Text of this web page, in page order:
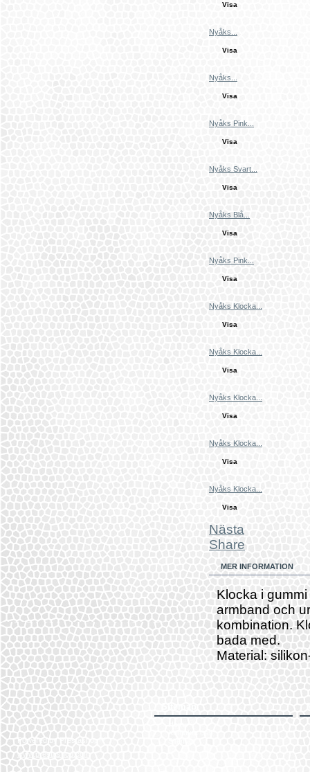
Visa
Nyåks...
Visa
Nyåks...
Visa
Nyåks Pink...
Visa
Nyåks Svart...
Visa
Nyåks Blå...
Visa
Nyåks Pink...
Visa
Nyåks Klocka...
Visa
Nyåks Klocka...
Visa
Nyåks Klocka...
Visa
Nyåks Klocka...
Visa
Nyåks Klocka...
Visa
Nästa
Share
MER INFORMATION
Klocka i
armband och
kombination.
bada med.
Material:
Powered by Prestashop™
www.prestashop.com